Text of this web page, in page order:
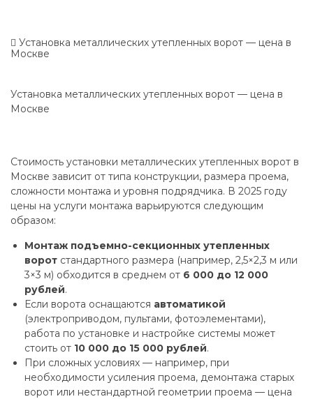
Установка металлических утепленных ворот — цена в
Москве
Установка металлических утепленных ворот — цена в
Москве
Стоимость установки металлических утепленных ворот в
Москве зависит от типа конструкции, размера проема,
сложности монтажа и уровня подрядчика. В 2025 году
цены на услуги монтажа варьируются следующим
образом:
Монтаж подъемно-секционных утепленных
ворот стандартного размера (например, 2,5×2,3 м или
3×3 м) обходится в среднем от 6 000 до 12 000
рублей.
Если ворота оснащаются автоматикой
(электроприводом, пультами, фотоэлементами),
работа по установке и настройке системы может
стоить от 10 000 до 15 000 рублей.
При сложных условиях — например, при
необходимости усиления проема, демонтажа старых
ворот или нестандартной геометрии проема — цена